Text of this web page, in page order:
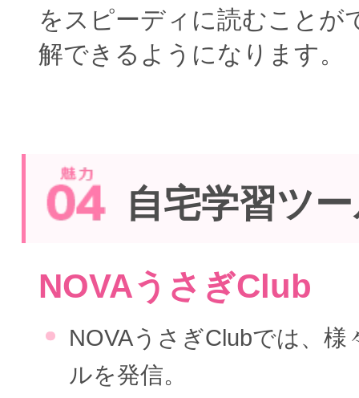
をスピーディに読むことが
解できるようになります。
自宅学習ツ
NOVAうさぎClub
NOVAうさぎClubでは、様
ルを発信。